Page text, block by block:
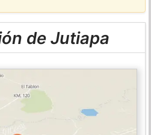
de Jutiapa